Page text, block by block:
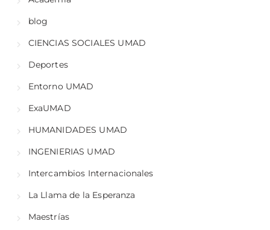
blog
CIENCIAS SOCIALES UMAD
Deportes
Entorno UMAD
ExaUMAD
HUMANIDADES UMAD
INGENIERIAS UMAD
Intercambios Internacionales
La Llama de la Esperanza
Maestrías